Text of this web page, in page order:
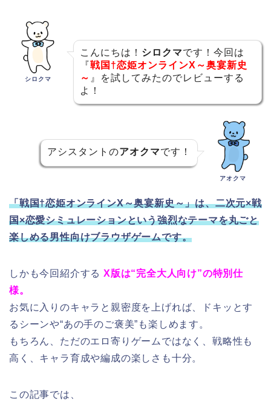
シロクマ
こんにちは！ シロクマです！今回は
『戦国†恋姫オンラインX～奥宴新史
～ 』を試してみたのでレビューする
よ！
アシスタントのアオクマです！
アオクマ
「戦国†恋姫オンラインX～奥宴新史～」は、二次元×戦
国×恋愛シミュレーションという強烈なテーマを丸ごと
楽しめる男性向けブラウザゲームです。
しかも今回紹介する X版は“完全大人向け”の特別仕
様。
お気に入りのキャラと親密度を上げれば、ドキッとす
るシーンや“あの手のご褒美”も楽しめます。
もちろん、ただのエロ寄りゲームではなく、戦略性も
高く、キャラ育成や編成の楽しさも十分。
この記事では、